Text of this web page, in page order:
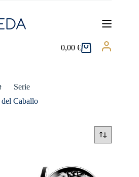
Carro
0,00€
Serie
Caballo